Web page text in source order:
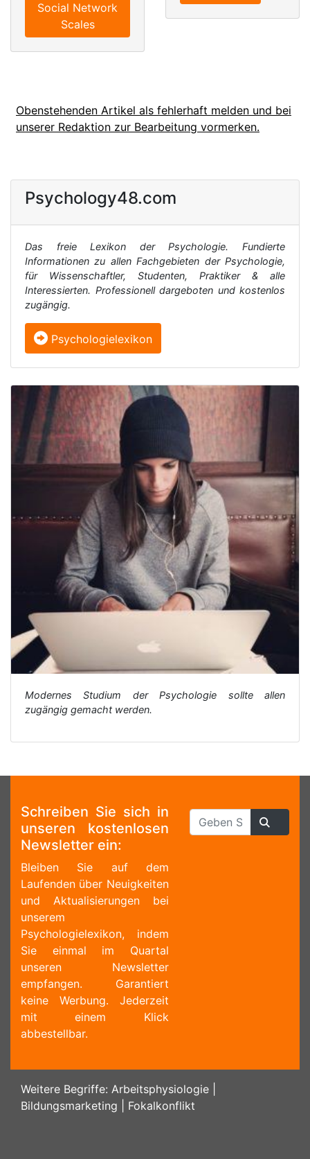
Social Network
Scales
Obenstehenden Artikel als fehlerhaft melden und bei
unserer Redaktion zur Bearbeitung vormerken.
Psychology48.com
Das freie Lexikon der Psychologie. Fundierte
Informationen zu allen Fachgebieten der Psychologie,
für Wissenschaftler, Studenten, Praktiker & alle
Interessierten. Professionell dargeboten und kostenlos
zugängig.
Psychologielexikon
Modernes Studium der Psychologie sollte allen
zugängig gemacht werden.
Schreiben Sie sich in
unseren kostenlosen
Newsletter ein:
Bleiben Sie auf dem
Laufenden über Neuigkeiten
und Aktualisierungen bei
unserem
Psychologielexikon, indem
Sie einmal im Quartal
unseren Newsletter
empfangen. Garantiert
keine Werbung. Jederzeit
mit einem Klick
abbestellbar.
Weitere Begriffe: Arbeitsphysiologie
Bildungsmarketing
Fokalkonflikt